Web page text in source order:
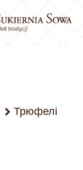
Трюфелі